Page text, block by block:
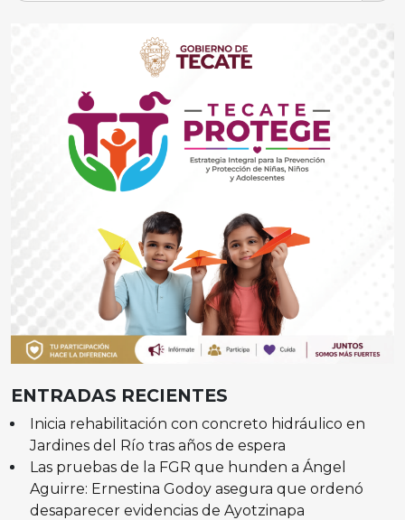
ENTRADAS RECIENTES
Inicia rehabilitación con concreto hidráulico en
Jardines del Río tras años de espera
Las pruebas de la FGR que hunden a Ángel
Aguirre: Ernestina Godoy asegura que ordenó
desaparecer evidencias de Ayotzinapa